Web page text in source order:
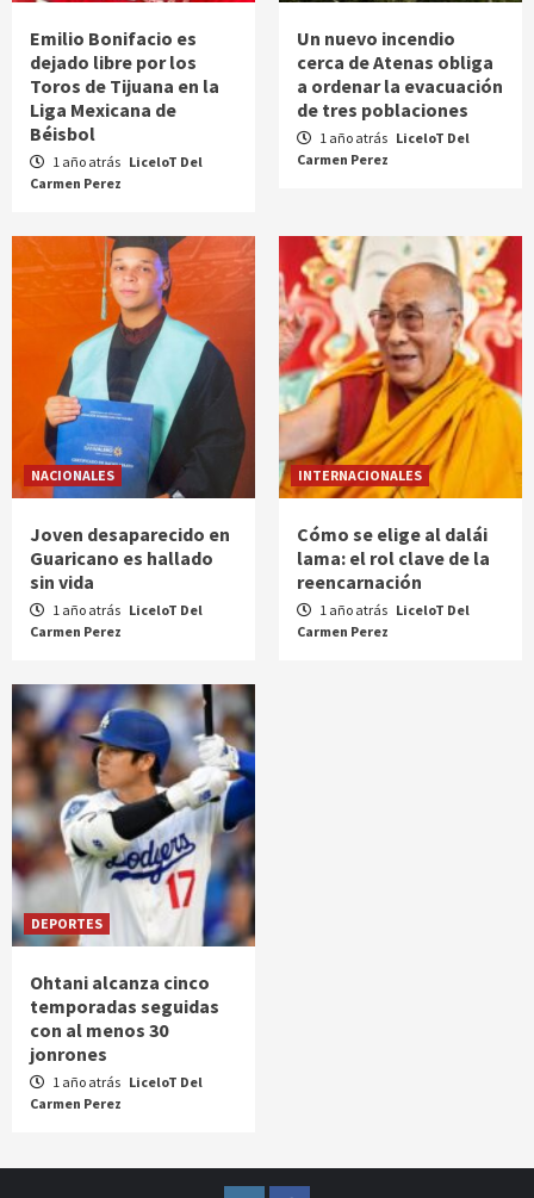
Emilio Bonifacio es
dejado libre por los
Toros de Tijuana en la
Liga Mexicana de
Béisbol
1 año atrás LiceloT Del
Carmen Perez
Un nuevo incendio
cerca de Atenas obliga
a ordenar la evacuación
de tres poblaciones
1 año atrás LiceloT Del
Carmen Perez
NACIONALES
Joven desaparecido en
Guaricano es hallado
sin vida
1 año atrás LiceloT Del
Carmen Perez
INTERNACIONALES
Cómo se elige al dalái
lama: el rol clave de la
reencarnación
1 año atrás LiceloT Del
Carmen Perez
DEPORTES
Ohtani alcanza cinco
temporadas seguidas
con al menos 30
jonrones
1 año atrás LiceloT Del
Carmen Perez